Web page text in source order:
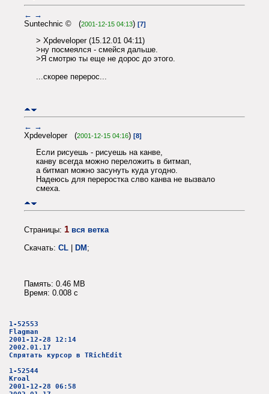
← →
Suntechnic © (2001-12-15 04:13) [7]
> Xpdeveloper (15.12.01 04:11)
>ну посмеялся - смейся дальше.
>Я смотрю ты еще не дорос до этого.
...скорее перерос...
← →
Xpdeveloper (2001-12-15 04:16) [8]
Если рисуешь - рисуешь на канве,
канву всегда можно переложить в битмап,
а битмап можно засунуть куда угодно.
Надеюсь для переростка слво канва не вызвало
смеха.
Страницы: 1 вся ветка
Скачать: CL | DM;
Память: 0.46 MB
Время: 0.008 c
1-52553
Flagman
2001-12-28 12:14
2002.01.17
Спрятать курсор в TRichEdit
1-52544
Kroal
2001-12-28 06:58